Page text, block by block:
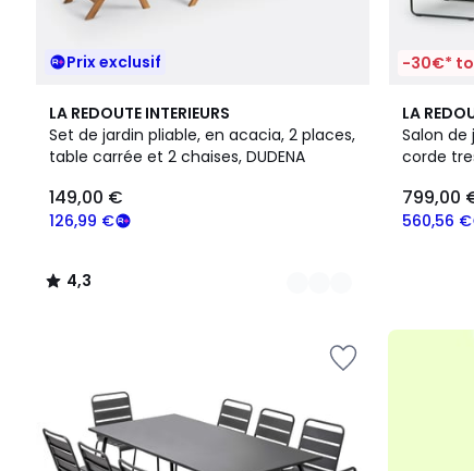
Prix exclusif
LA REDOUTE INTERIEURS
Set de jardin pliable, en acacia, 2 places,
table carrée et 2 chaises, DUDENA
€
souscrivez
programme
126,99
€.
126,99 €
149,00 €
4,3
/ 5
4
Couleurs
4,3
/
-30€*
LA
Salon
corde
560,56 €
799,00